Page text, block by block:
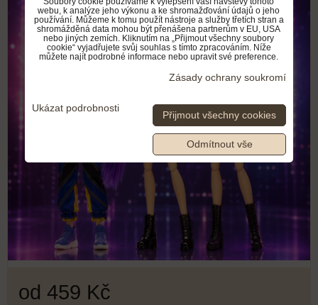
od 459 Kč
webu, k analýze jeho výkonu a ke shromažďování údajů o jeho
používání. Můžeme k tomu použít nástroje a služby třetích stran a
shromážděná data mohou být přenášena partnerům v EU, USA
nebo jiných zemích. Kliknutím na „Přijmout všechny soubory
cookie“ vyjadřujete svůj souhlas s tímto zpracováním. Níže
můžete najít podrobné informace nebo upravit své preference.
Zásady ochrany soukromí
Ukázat podrobnosti
Přijmout všechny cookies
Odmítnout vše